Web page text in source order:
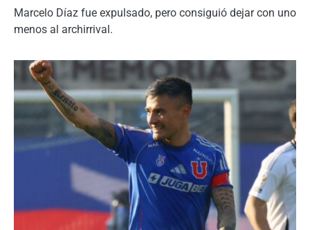
Marcelo Díaz fue expulsado, pero consiguió dejar con uno
menos al archirrival.